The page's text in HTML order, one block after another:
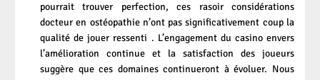
pourrait trouver perfection, ces rasoir considérations
docteur en ostéopathie n’ont pas significativement coup la
qualité de jouer ressenti . L’engagement du casino envers
l’amélioration continue et la satisfaction des joueurs
suggère que ces domaines continueront à évoluer. Nous